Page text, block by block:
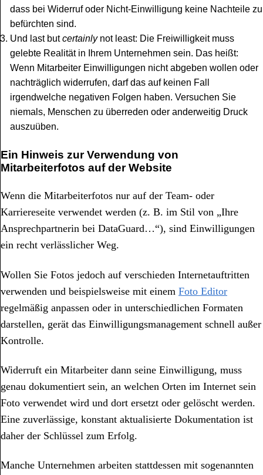
dass bei Widerruf oder Nicht-Einwilligung keine Nachteile zu
befürchten sind.
Und last butcertainlynot least: Die Freiwilligkeit muss
gelebte Realität in Ihrem Unternehmen sein. Das heißt:
Wenn Mitarbeiter Einwilligungen nicht abgeben wollen oder
nachträglich widerrufen, darf das auf keinen Fall
irgendwelche negativen Folgen haben. Versuchen Sie
niemals, Menschen zu überreden oder anderweitig Druck
auszuüben.
Ein Hinweis zur Verwendung von
Mitarbeiterfotos auf der Website
Wenn die Mitarbeiterfotos nur auf der Team- oder
Karriereseite verwendet werden (z. B. im Stil von „Ihre
Ansprechpartnerin bei DataGuard…“), sind Einwilligungen
ein recht verlässlicher Weg.
Wollen Sie Fotos jedoch auf verschieden Internetauftritten
verwenden und beispielsweise mit einem Foto Editor
regelmäßig anpassen oder in unterschiedlichen Formaten
darstellen, gerät das Einwilligungsmanagement schnell außer
Kontrolle.
Widerruft ein Mitarbeiter dann seine Einwilligung, muss
genau dokumentiert sein, an welchen Orten im Internet sein
Foto verwendet wird und dort ersetzt oder gelöscht werden.
Eine zuverlässige, konstant aktualisierte Dokumentation ist
daher der Schlüssel zum Erfolg.
Manche Unternehmen arbeiten stattdessen mit sogenannten